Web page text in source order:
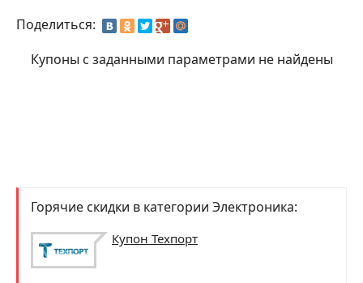
Поделиться:
Купоны с заданными параметрами не найдены
Горячие скидки в категории Электроника:
Купон Техпорт